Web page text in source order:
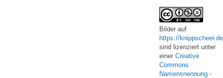
Bilder auf
https://knippscheer.de
sind lizenziert unter
einer Creative
Commons
Namensnennung -